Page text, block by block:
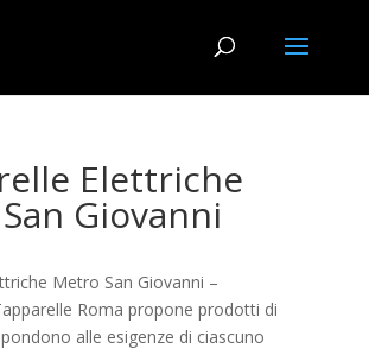
Elettriche
Giovanni
Metro San Giovanni –
Roma propone prodotti di
alle esigenze di ciascuno